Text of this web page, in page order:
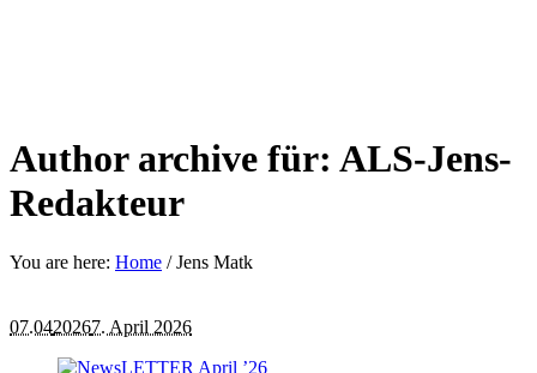
Author archive für: ALS-Jens-
Redakteur
You are here: Home /Jens Matk
07.0420267. April 2026